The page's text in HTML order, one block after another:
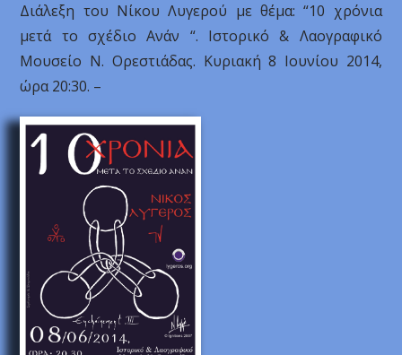
Διάλεξη του Νίκου Λυγερού με θέμα: “10 χρόνια
μετά το σχέδιο Ανάν “. Ιστορικό & Λαογραφικό
Μουσείο Ν. Ορεστιάδας. Κυριακή 8 Ιουνίου 2014,
ώρα 20:30. –